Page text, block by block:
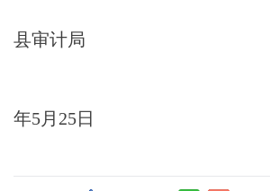
县审计局
年5月25日